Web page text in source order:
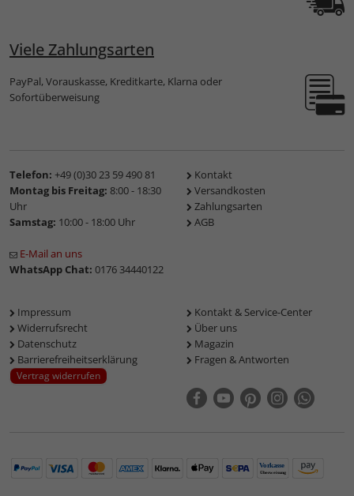
Viele Zahlungsarten
PayPal, Vorauskasse, Kreditkarte, Klarna oder
Sofortüberweisung
Telefon: +49 (0)30 23 59 490 81
Montag bis Freitag: 8:00 - 18:30
Uhr
Samstag: 10:00 - 18:00 Uhr
E-Mail an uns
WhatsApp Chat: 0176 34440122
Kontakt
Versandkosten
Zahlungsarten
AGB
Impressum
Widerrufsrecht
Datenschutz
Barrierefreiheitserklärung
Vertrag widerrufen
Kontakt & Service-Center
Über uns
Magazin
Fragen & Antworten